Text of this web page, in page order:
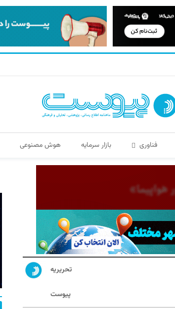
فناوری بازار سرمایه هوش مصنوعی
تحریریه
پیوست